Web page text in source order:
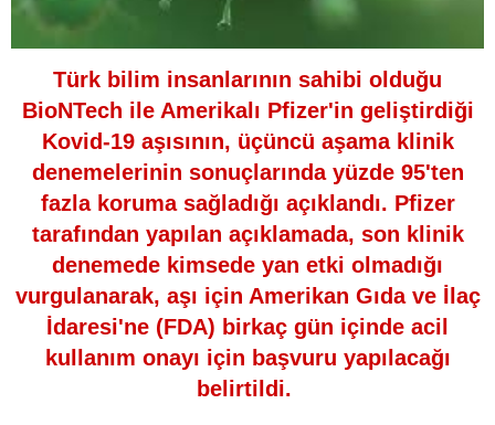
Türk bilim insanlarının sahibi olduğu
BioNTech ile Amerikalı Pfizer'in geliştirdiği
Kovid-19 aşısının, üçüncü aşama klinik
denemelerinin sonuçlarında yüzde 95'ten
fazla koruma sağladığı açıklandı. Pfizer
tarafından yapılan açıklamada, son klinik
denemede kimsede yan etki olmadığı
vurgulanarak, aşı için Amerikan Gıda ve İlaç
İdaresi'ne (FDA) birkaç gün içinde acil
kullanım onayı için başvuru yapılacağı
belirtildi.